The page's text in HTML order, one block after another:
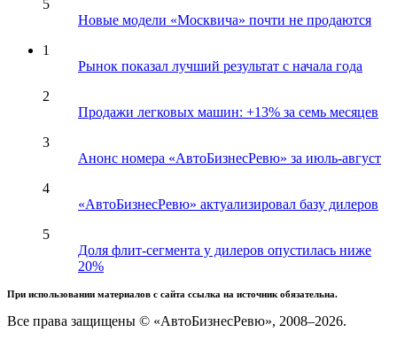
5
Новые модели «Москвича» почти не продаются
1
Рынок показал лучший результат с начала года
2
Продажи легковых машин: +13% за семь месяцев
3
Анонс номера «АвтоБизнесРевю» за июль-август
4
«АвтоБизнесРевю» актуализировал базу дилеров
5
Доля флит-сегмента у дилеров опустилась ниже
20%
При использовании материалов с сайта ссылка на источник обязательна.
Все права защищены © «АвтоБизнесРевю», 2008–2026.